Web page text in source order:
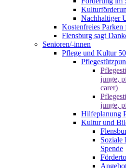
Nachhaltiger
Kostenfreies
Flensburg sagt
Senioren/-innen
Pflege und Kultur
junge,
carer)
junge,
Hilfeplanung
Kultur und
Soziale
Spende